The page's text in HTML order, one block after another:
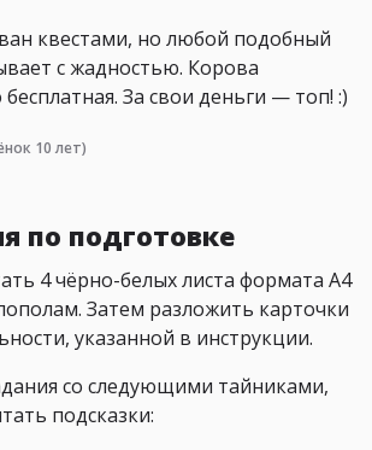
квестами, но любой подобный
с жадностью. Корова
За свои деньги — топ! :)
10 лет)
по подготовке
4 чёрно-белых листа формата А4
Затем разложить карточки
указанной в инструкции.
со следующими тайниками,
подсказки: